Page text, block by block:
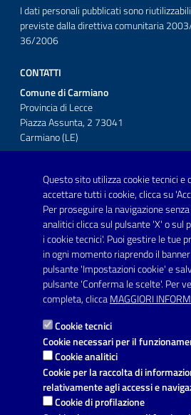
Questo sito utilizza cookie tecnici e
accettare tutti i cookie, clicca su
Per proseguire la navigazione
analitici clicca sul pulsante 'X' o sul
i cookie tecnici'. Puoi gestire le tue
in ogni momento riaprendo il
pulsante 'Impostazioni cookie' e
pulsante 'Conferma le scelte'. Per
completa, cliccaMAGGIORI
Cookie tecnici
Cookie necessari per il
Cookie analitici
Cookie per la raccolta di
relativamente agli accessi e
Cookie di profilazione
I dati personali pubblicati sono
previste dalla direttiva comunitaria
36/2006
CONTATTI
Comune di Carmiano
Provincia di Lecce
Piazza Assunta, 2 73041
Carmiano (LE)
Posta Elettronica Certificata:
URP - Ufficio Relazioni con il Pubblico
Link utili
Informativa privacy
Dichiarazione di accessibilità
Note legali
Domande frequenti